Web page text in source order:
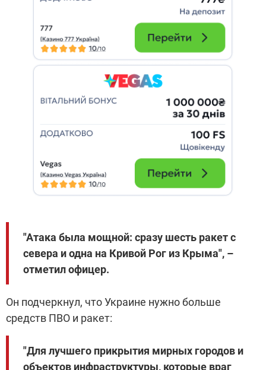
"Атака была мощной: сразу шесть ракет с
севера и одна на Кривой Рог из Крыма", –
отметил офицер.
Он подчеркнул, что Украине нужно больше
средств ПВО и ракет:
"Для лучшего прикрытия мирных городов и
объектов инфраструктуры, которые враг